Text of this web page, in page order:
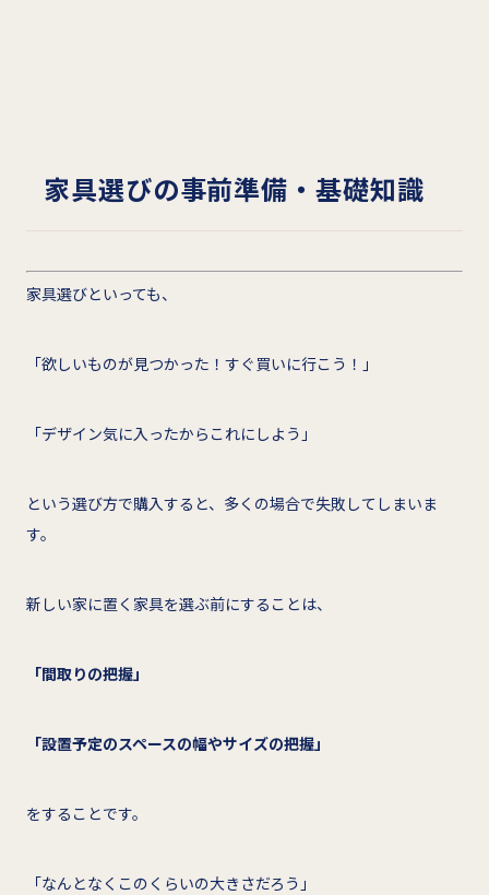
家具選びの事前準備・基礎知識
家具選びといっても、
「欲しいものが見つかった！すぐ買いに行こう！」
「デザイン気に入ったからこれにしよう」
という選び方で購入すると、多くの場合で失敗してしまいま
す。
新しい家に置く家具を選ぶ前にすることは、
「間取りの把握」
「設置予定のスペースの幅やサイズの把握」
をすることです。
「なんとなくこのくらいの大きさだろう」